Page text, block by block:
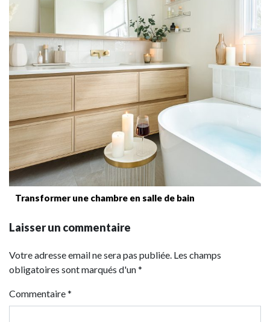
Transformer une chambre en salle de bain
Laisser un commentaire
Votre adresse email ne sera pas publiée. Les champs
obligatoires sont marqués d'un *
Commentaire*